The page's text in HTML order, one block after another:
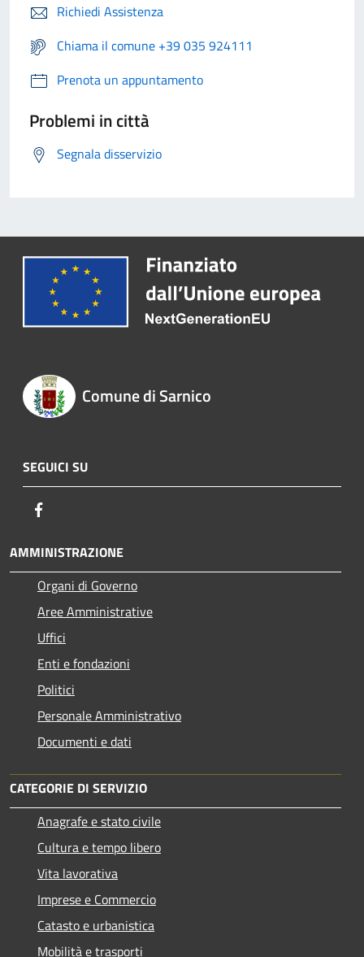
Richiedi Assistenza
Chiama il comune +39 035 924111
Prenota un appuntamento
Problemi in città
Segnala disservizio
Comune di Sarnico
SEGUICI SU
AMMINISTRAZIONE
Organi di Governo
Aree Amministrative
Uffici
Enti e fondazioni
Politici
Personale Amministrativo
Documenti e dati
CATEGORIE DI SERVIZIO
Anagrafe e stato civile
Cultura e tempo libero
Vita lavorativa
Imprese e Commercio
Catasto e urbanistica
Mobilità e trasporti